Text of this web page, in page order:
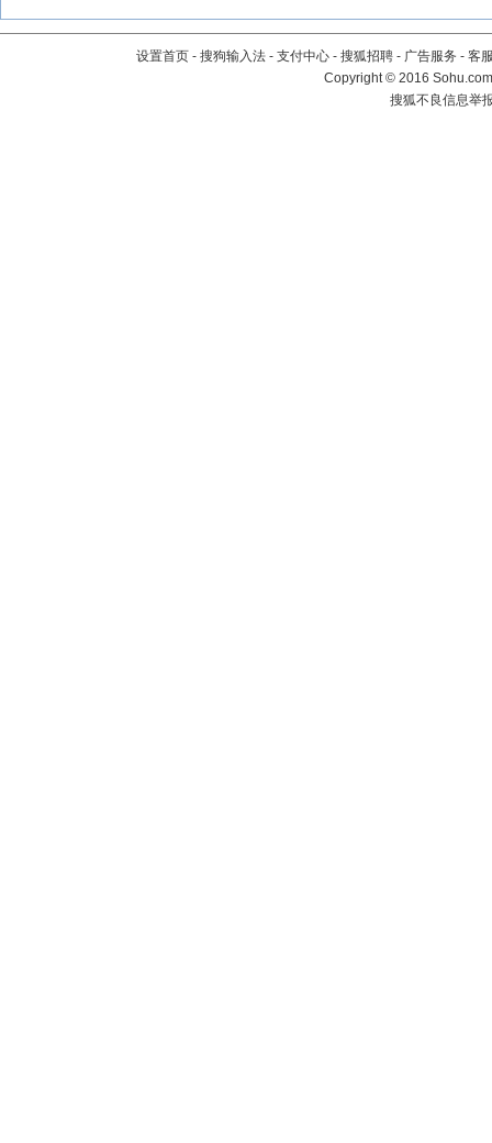
设置首页 - 搜狗输入法 - 支付中心 - 搜狐招聘 - 广告服务 - 客
Copyright©2016
搜狐不良信息举